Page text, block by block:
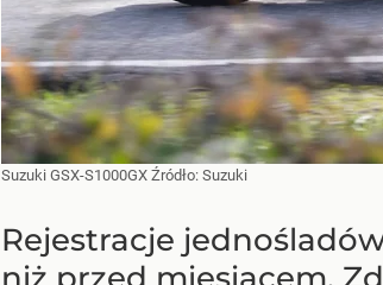
Suzuki GSX-S1000GX Źródło: Suzuki
Rejestracje